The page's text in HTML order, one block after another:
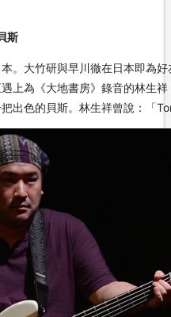
斯
。大竹研與早川徹在日本即為
上為《大地書房》錄音的林生
出色的貝斯。林生祥曾說：「